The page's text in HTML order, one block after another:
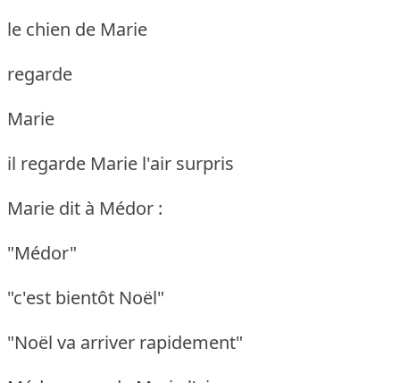
le chien de Marie
regarde
Marie
il regarde Marie l'air surpris
Marie dit à Médor :
"Médor"
"c'est bientôt Noël"
"Noël va arriver rapidement"